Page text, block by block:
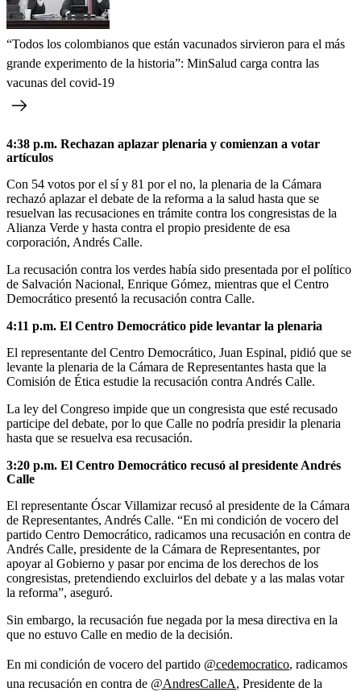
“Todos los colombianos que están vacunados sirvieron para el más
grande experimento de la historia”: MinSalud carga contra las
vacunas del covid-19
4:38 p.m. Rechazan aplazar plenaria y comienzan a votar
artículos
Con 54 votos por el sí y 81 por el no, la plenaria de la Cámara
rechazó aplazar el debate de la reforma a la salud hasta que se
resuelvan las recusaciones en trámite contra los congresistas de la
Alianza Verde y hasta contra el propio presidente de esa
corporación, Andrés Calle.
La recusación contra los verdes había sido presentada por el político
de Salvación Nacional, Enrique Gómez, mientras que el Centro
Democrático presentó la recusación contra Calle.
4:11 p.m. El Centro Democrático pide levantar la plenaria
El representante del Centro Democrático, Juan Espinal, pidió que se
levante la plenaria de la Cámara de Representantes hasta que la
Comisión de Ética estudie la recusación contra Andrés Calle.
La ley del Congreso impide que un congresista que esté recusado
participe del debate, por lo que Calle no podría presidir la plenaria
hasta que se resuelva esa recusación.
3:20 p.m. El Centro Democrático recusó al presidente Andrés
Calle
El representante Óscar Villamizar recusó al presidente de la Cámara
de Representantes, Andrés Calle. “En mi condición de vocero del
partido Centro Democrático, radicamos una recusación en contra de
Andrés Calle, presidente de la Cámara de Representantes, por
apoyar al Gobierno y pasar por encima de los derechos de los
congresistas, pretendiendo excluirlos del debate y a las malas votar
la reforma”, aseguró.
Sin embargo, la recusación fue negada por la mesa directiva en la
que no estuvo Calle en medio de la decisión.
En mi condición de vocero del partido @cedemocratico, radicamos
una recusación en contra de @AndresCalleA, Presidente de la